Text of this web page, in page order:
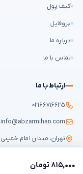
۸۱۵,۰۰۰ تومان
کیف پول
پروفایل
درباره ما
تماس با ما
ارتباط با ما
۰۲۱۶۶۷۱۶۶۲۵
info@abzarmihan.com